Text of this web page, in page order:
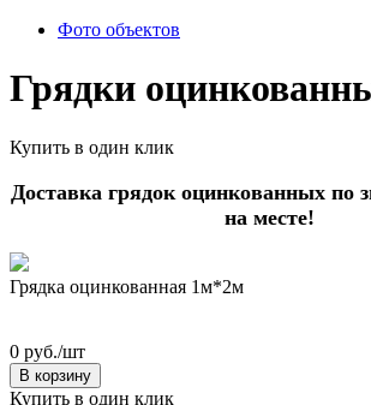
Фото объектов
Грядки
Купить в один клик
Доставка грядок оцинкованных по
на месте!
Грядка оцинкованная 1м*2м
0 руб./шт
В корзину
Купить в один клик